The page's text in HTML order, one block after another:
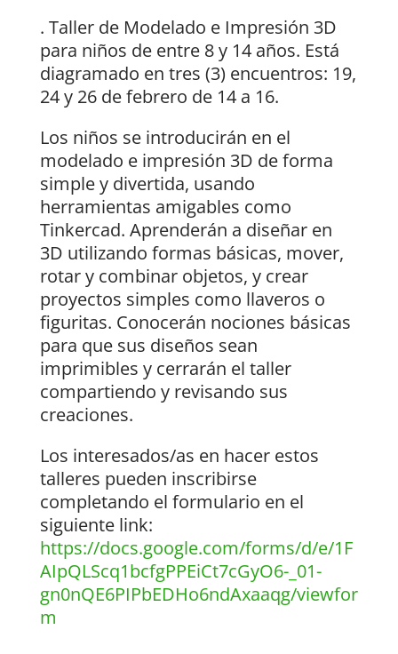
. Taller de Modelado e Impresión 3D
para niños de entre 8 y 14 años. Está
diagramado en tres (3) encuentros: 19,
24 y 26 de febrero de 14 a 16.
Los niños se introducirán en el
modelado e impresión 3D de forma
simple y divertida, usando
herramientas amigables como
Tinkercad. Aprenderán a diseñar en
3D utilizando formas básicas, mover,
rotar y combinar objetos, y crear
proyectos simples como llaveros o
figuritas. Conocerán nociones básicas
para que sus diseños sean
imprimibles y cerrarán el taller
compartiendo y revisando sus
creaciones.
Los interesados/as en hacer estos
talleres pueden inscribirse
completando el formulario en el
siguiente link:
https://docs.google.com/forms/d/e/1F
AIpQLScq1bcfgPPEiCt7cGyO6-_01-
gn0nQE6PIPbEDHo6ndAxaaqg/viewfor
m